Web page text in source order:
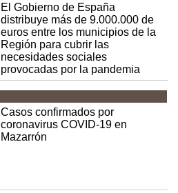
El Gobierno de España
distribuye más de 9.000.000 de
euros entre los municipios de la
Región para cubrir las
necesidades sociales
provocadas por la pandemia
Casos confirmados por
coronavirus COVID-19 en
Mazarrón